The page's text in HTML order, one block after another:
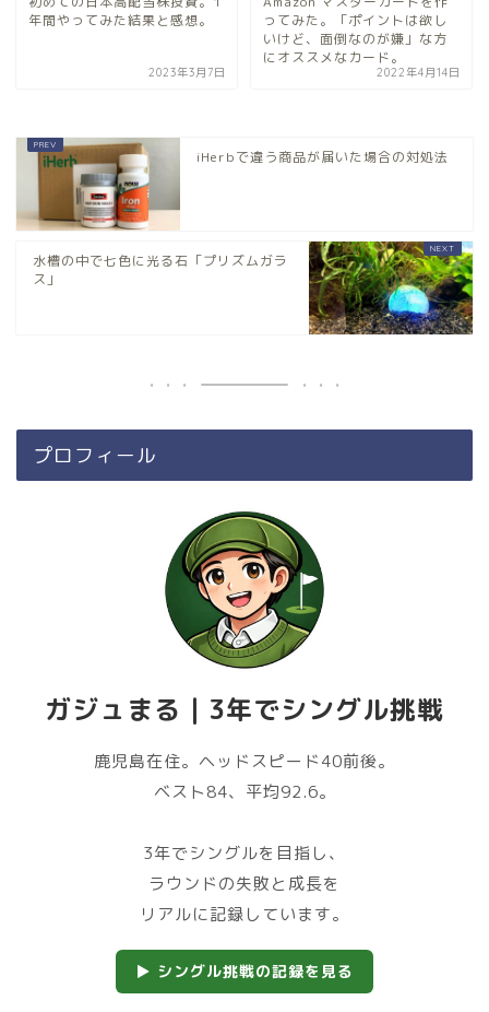
年間やってみた結果と感想。
2023年3月7日
ってみた。「ポイントは欲し
いけど、面倒なのが嫌」な方
にオススメなカード。
2022年4月14日
iHerbで違う商品が届いた場合の対処法
水槽の中で七色に光る石「プリズムガラ
ス」
プロフィール
ガジュまる｜3年でシングル挑戦
鹿児島在住。ヘッドスピード40前後。
ベスト84、平均92.6。
3年でシングルを目指し、
ラウンドの失敗と成長を
リアルに記録しています。
▶ シングル挑戦の記録を見る